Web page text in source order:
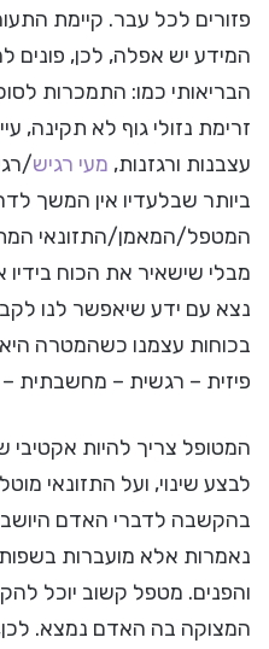
פזורים לכל עבר. קיימת
המידע יש אפלה, לכן,
הבריאותי כמו: התמכרות
זרימת נזולי גוף לא תקינה,
עצבנות ורגזנות, מעי רגיש/
ביותר שבלעדיו אין המשך
המטפל/המאמן/התזונאי
מבלי שישאיר את הכוח
נצא עם ידע שיאפשר לנו
בכוחות עצמנו כשהמטרה
פיזית – רגשית – מחשבתית –
המטופל צריך להיות אקטיבי
לבצע שינוי, ועל התזונאי
בהקשבה לדברי האדם היושב
נאמרות אלא מועברות
והפנים. מטפל קשוב יוכל
המצוקה בה האדם נמצא.